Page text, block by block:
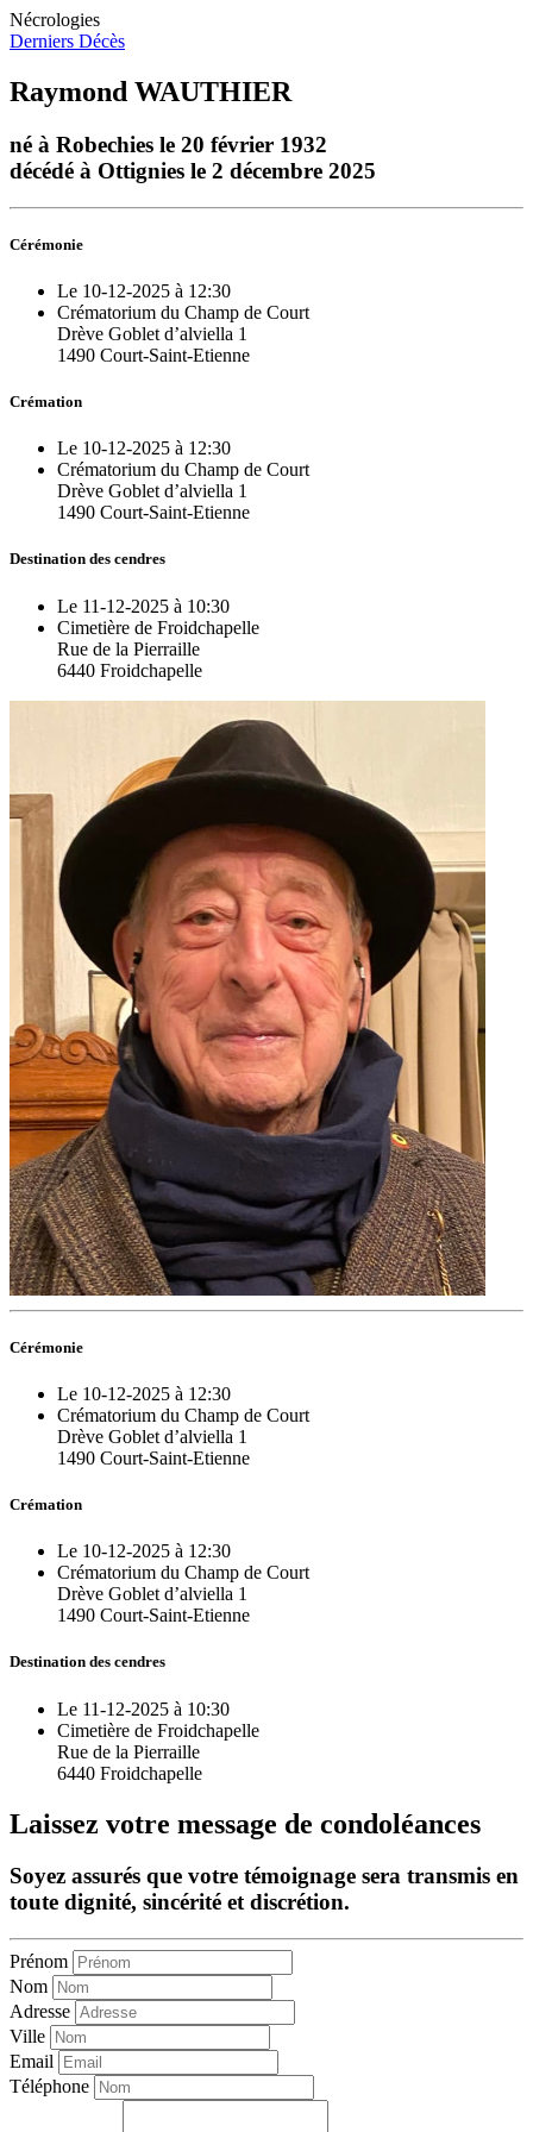
Nécrologies
Derniers Décès
Raymond WAUTHIER
né à Robechies le 20 février 1932
décédé à Ottignies le 2 décembre 2025
Cérémonie
Le 10-12-2025 à 12:30
Crématorium du Champ de Court
Drève Goblet d’alviella 1
1490 Court-Saint-Etienne
Crémation
Le 10-12-2025 à 12:30
Crématorium du Champ de Court
Drève Goblet d’alviella 1
1490 Court-Saint-Etienne
Destination des cendres
Le 11-12-2025 à 10:30
Cimetière de Froidchapelle
Rue de la Pierraille
6440 Froidchapelle
Cérémonie
Le 10-12-2025 à 12:30
Crématorium du Champ de Court
Drève Goblet d’alviella 1
1490 Court-Saint-Etienne
Crémation
Le 10-12-2025 à 12:30
Crématorium du Champ de Court
Drève Goblet d’alviella 1
1490 Court-Saint-Etienne
Destination des cendres
Le 11-12-2025 à 10:30
Cimetière de Froidchapelle
Rue de la Pierraille
6440 Froidchapelle
Laissez votre message de condoléances
Soyez assurés que votre témoignage sera transmis en
toute dignité, sincérité et discrétion.
Prénom
Nom
Adresse
Ville
Email
Téléphone